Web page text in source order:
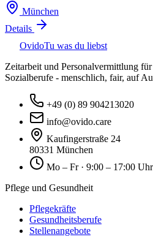
München
Details
OvidoTu was du liebst
Zeitarbeit und Personalvermittlung
Sozialberufe - menschlich, fair, auf
+49 (0) 89 904213020
info@ovido.care
Kaufingerstraße 24
80331 München
Mo – Fr · 9:00 – 17:00 Uhr
Pflege und Gesundheit
Pflegekräfte
Gesundheitsberufe
Stellenangebote